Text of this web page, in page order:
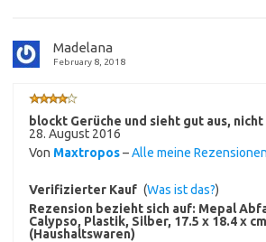
Madelana
February 8, 2018
blockt Gerüche und sieht gut aus,
28. August 2016
Von Maxtropos–Alle meine
Verifizierter Kauf (Was ist das?)
Rezension bezieht sich auf: Mepal
Calypso, Plastik, Silber, 17.5 x 18.4 x
(Haushaltswaren)